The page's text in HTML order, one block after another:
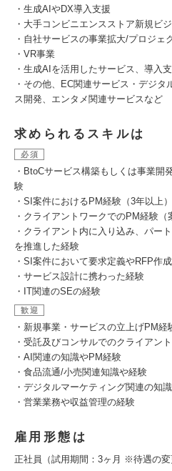
・生成AIやDX導入支援
・大手コンビニエンスストア新規ビ
・自社サービスの事業拡大/プロジェ
・VR事業
・生成AIを活用したサービス、導入
・その他、EC関連サービス・デジ
ス開発、エンタメ関連サービスなど
求められるスキルは
必須
・BtoCサービス構築もしくは事業開
験
・SI案件におけるPM経験（3年以上）
・クライアントワークでのPM経験（
・クライアント内に入り込み、パー
を推進した経験
・SI案件において要求定義やRFP作
・サービス設計に携わった経験
・IT関連のSEの経験
歓迎
・新規事業・サービスの立上げPM経
・受託及びコンサルでのクライアン
・AI関連の知識やPM経験
・食品流通/小売関連知識や経験
・デジタルマーケティング関連の知
・営業業務や収益管理の経験
雇用形態は
正社員（試用期間：3ヶ月 ※待遇の変